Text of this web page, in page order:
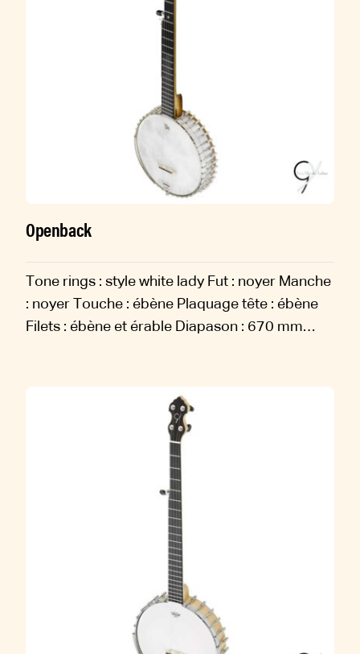
Openback
Tone rings : style white lady Fut : noyer Manche
: noyer Touche : ébène Plaquage tête : ébène
Filets : ébène et érable Diapason : 670 mm